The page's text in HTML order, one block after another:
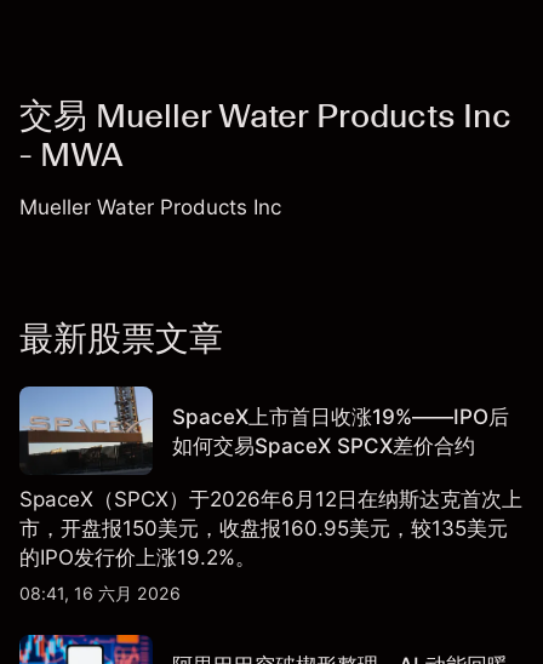
交易 Mueller Water Products Inc
- MWA
Mueller Water Products Inc
最新股票文章
SpaceX上市首日收涨19%——IPO后
如何交易SpaceX SPCX差价合约
SpaceX（SPCX）于2026年6月12日在纳斯达克首次上
市，开盘报150美元，收盘报160.95美元，较135美元
的IPO发行价上涨19.2%。
08:41, 16 六月 2026